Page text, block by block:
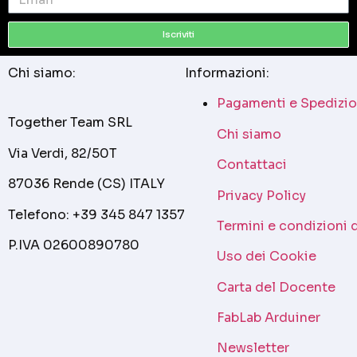
Iscriviti
Chi siamo:
Together Team SRL
Via Verdi, 82/50T
87036 Rende (CS) ITALY
Telefono: +39 345 847 1357
P.IVA 02600890780
Informazioni:
Pagamenti e
Chi siamo
Contattaci
Privacy Policy
Termini e condizioni
Uso dei Cookie
Carta del Docente
FabLab Arduiner
Newsletter